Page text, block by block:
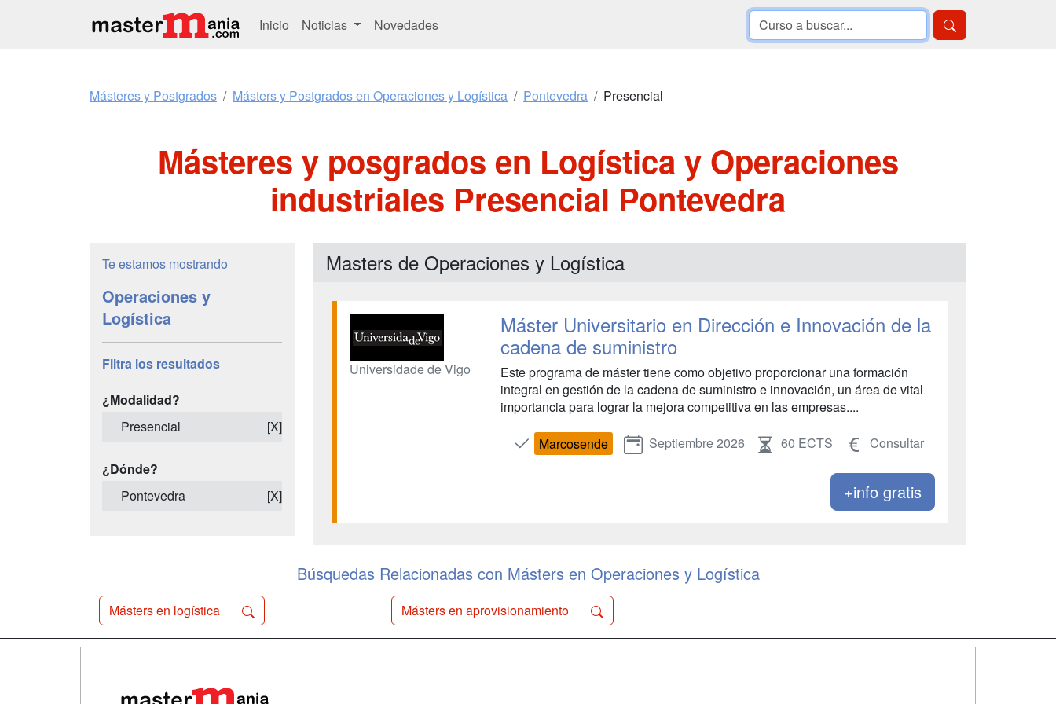
Inicio Noticias Novedades
Másteres y Postgrados Másters y Postgrados en Operaciones y Logística Pontevedra Presencial
Másteres y posgrados en Logística y Operaciones
industriales Presencial Pontevedra
Te estamos mostrando
Operaciones y
Logística
Filtra los resultados
¿Modalidad?
Presencial
[X]
¿Dónde?
Pontevedra
[X]
Masters de Operaciones y Logística
Universidade de Vigo
Máster Universitario en Dirección e Innovación de la
cadena de suministro
Este programa de máster tiene como objetivo proporcionar una formación
integral en gestión de la cadena de suministro e innovación, un área de vital
importancia para lograr la mejora competitiva en las empresas....
Marcosende Septiembre 2026 60 ECTS Consultar
+info gratis
Búsquedas Relacionadas con Másters en Operaciones y Logística
Másters en logística Másters en aprovisionamiento